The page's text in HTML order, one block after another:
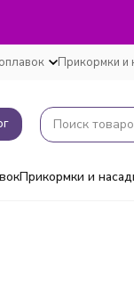
Прикормки и
Прикормки и